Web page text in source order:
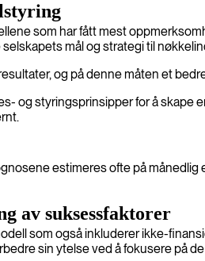
som har fått mest
mål og strategi til
og på denne måten et
og styringsprinsipper for å skape
estimeres ofte på
av suksessfaktorer
som også inkluderer ikke-
sin ytelse ved å fokusere på